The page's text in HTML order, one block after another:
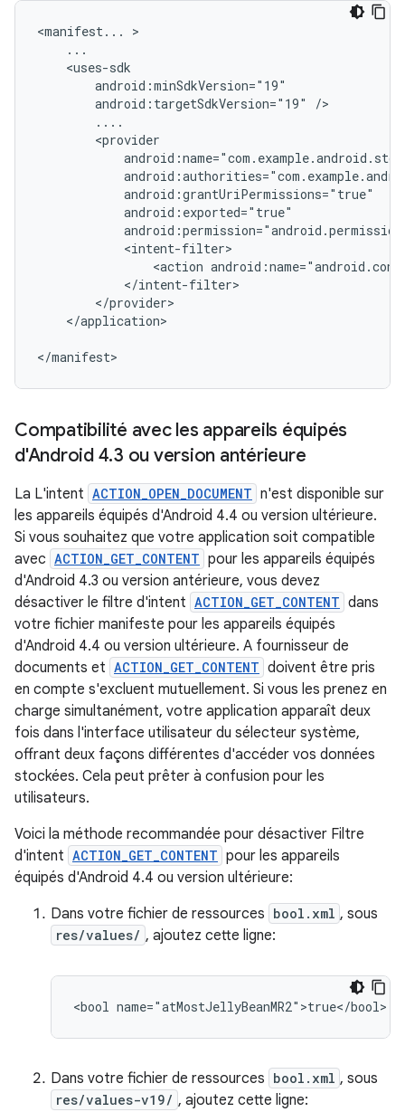
<manifest...
android:targetSdkVersion="19"
<action
</application>
</manifest>
Compatibilité avec les appareils équipés
d'Android 4.3 ou version antérieure
La L'intent ACTION_OPEN_DOCUMENT n'est disponible sur
les appareils équipés d'Android 4.4 ou version ultérieure.
Si vous souhaitez que votre application soit compatible
avec ACTION_GET_CONTENT pour les appareils équipés
d'Android 4.3 ou version antérieure, vous devez
désactiver le filtre d'intent ACTION_GET_CONTENT dans
votre fichier manifeste pour les appareils équipés
d'Android 4.4 ou version ultérieure. A fournisseur de
documents et ACTION_GET_CONTENT doivent être pris
en compte s'excluent mutuellement. Si vous les prenez en
charge simultanément, votre application apparaît deux
fois dans l'interface utilisateur du sélecteur système,
offrant deux façons différentes d'accéder vos données
stockées. Cela peut prêter à confusion pour les
utilisateurs.
Voici la méthode recommandée pour désactiver Filtre
d'intent ACTION_GET_CONTENT pour les appareils
équipés d'Android 4.4 ou version ultérieure:
Dans votre fichier de ressources bool.xml , sous
res/values/ , ajoutez cette ligne:
<bool name="atMostJellyBeanMR2">true</bool>
Dans votre fichier de ressources bool.xml , sous
res/values-v19/ , ajoutez cette ligne: